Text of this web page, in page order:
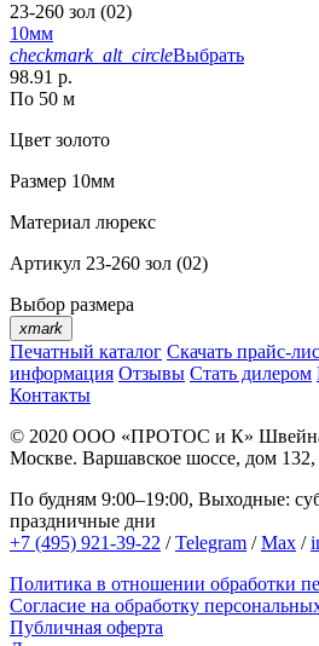
23-260 зол (02)
10мм
checkmark_alt_circleВыбрать
98.91 р.
По 50 м
Цвет золото
Размер 10мм
Материал люрекс
Артикул 23-260 зол (02)
Выбор размера
xmark
Печатный каталог Скачать прайс-
информация Отзывы Стать дилером
Контакты
© 2020 ООО «ПРОТОС и К»
Москве. Варшавское шоссе, дом 132,
По будням 9:00–19:00, Выходные:
праздничные дни
+7 (495) 921-39-22 /Telegram /Max /
Политика в отношении обработки
Согласие на обработку
Публичная оферта